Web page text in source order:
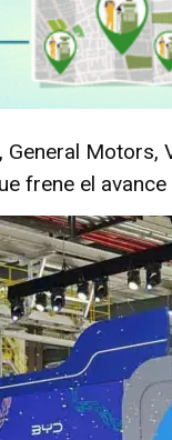
Motors,
frene el